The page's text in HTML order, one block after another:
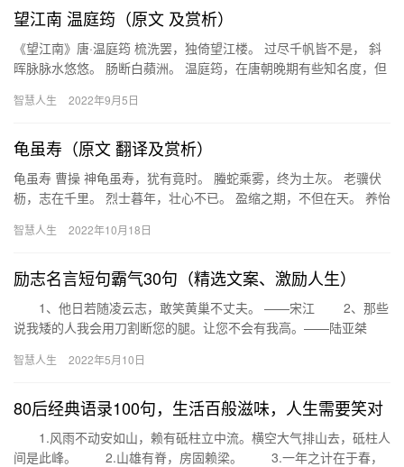
望江南 温庭筠（原文 及赏析）
《望江南》唐·温庭筠 梳洗罢，独倚望江楼。 过尽千帆皆不是， 斜
晖脉脉水悠悠。 肠断白蘋洲。 温庭筠，在唐朝晚期有些知名度，但
智慧人生 2022年9月5日
龟虽寿（原文 翻译及赏析）
龟虽寿 曹操 神龟虽寿，犹有竟时。 螣蛇乘雾，终为土灰。 老骥伏
枥，志在千里。 烈士暮年，壮心不已。 盈缩之期，不但在天。 养怡
智慧人生 2022年10月18日
励志名言短句霸气30句（精选文案、激励人生）
1、他日若随凌云志，敢笑黄巢不丈夫。 ——宋江 2、那些
说我矮的人我会用刀割断您的腿。让您不会有我高。——陆亚桀
智慧人生 2022年5月10日
80后经典语录100句，生活百般滋味，人生需要笑对
1.风雨不动安如山，赖有砥柱立中流。横空大气排山去，砥柱人
间是此峰。 2.山雄有脊，房固赖梁。 3.一年之计在于春，